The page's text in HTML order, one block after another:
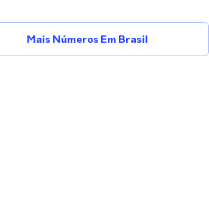
Mais Números Em Brasil